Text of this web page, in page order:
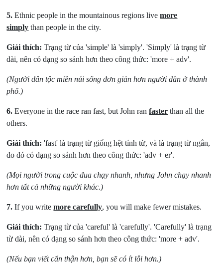
5. Ethnic people in the mountainous regions livemore
simply than people in the city.
Giải thích:Trạng từ của 'simple' là 'simply'. 'Simply' là trạng từ
dài, nên có dạng so sánh hơn theo công thức: 'more + adv'.
(Người dân tộc miền núi sống đơn giản hơn người dân ở thành
phố.)
6. Everyone in the race ran fast, but John ranfaster than all the
others.
Giải thích:'fast' là trạng từ giống hệt tính từ, và là trạng từ ngắn,
do đó có dạng so sánh hơn theo công thức: 'adv + er'.
(Mọi người trong cuộc đua chạy nhanh, nhưng John chạy nhanh
hơn tất cả những người khác.)
7. If you writemore carefully, you will make fewer mistakes.
Giải thích: Trạng từ của 'careful' là 'carefully'. 'Carefully' là trạng
từ dài, nên có dạng so sánh hơn theo công thức: 'more + adv'.
(Nếu bạn viết cẩn thận hơn, bạn sẽ có ít lỗi hơn.)